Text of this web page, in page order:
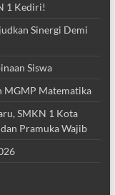
1 Kediri!
Sinergi Demi
Siswa
MGMP Matematika
SMKN 1 Kota
Pramuka Wajib